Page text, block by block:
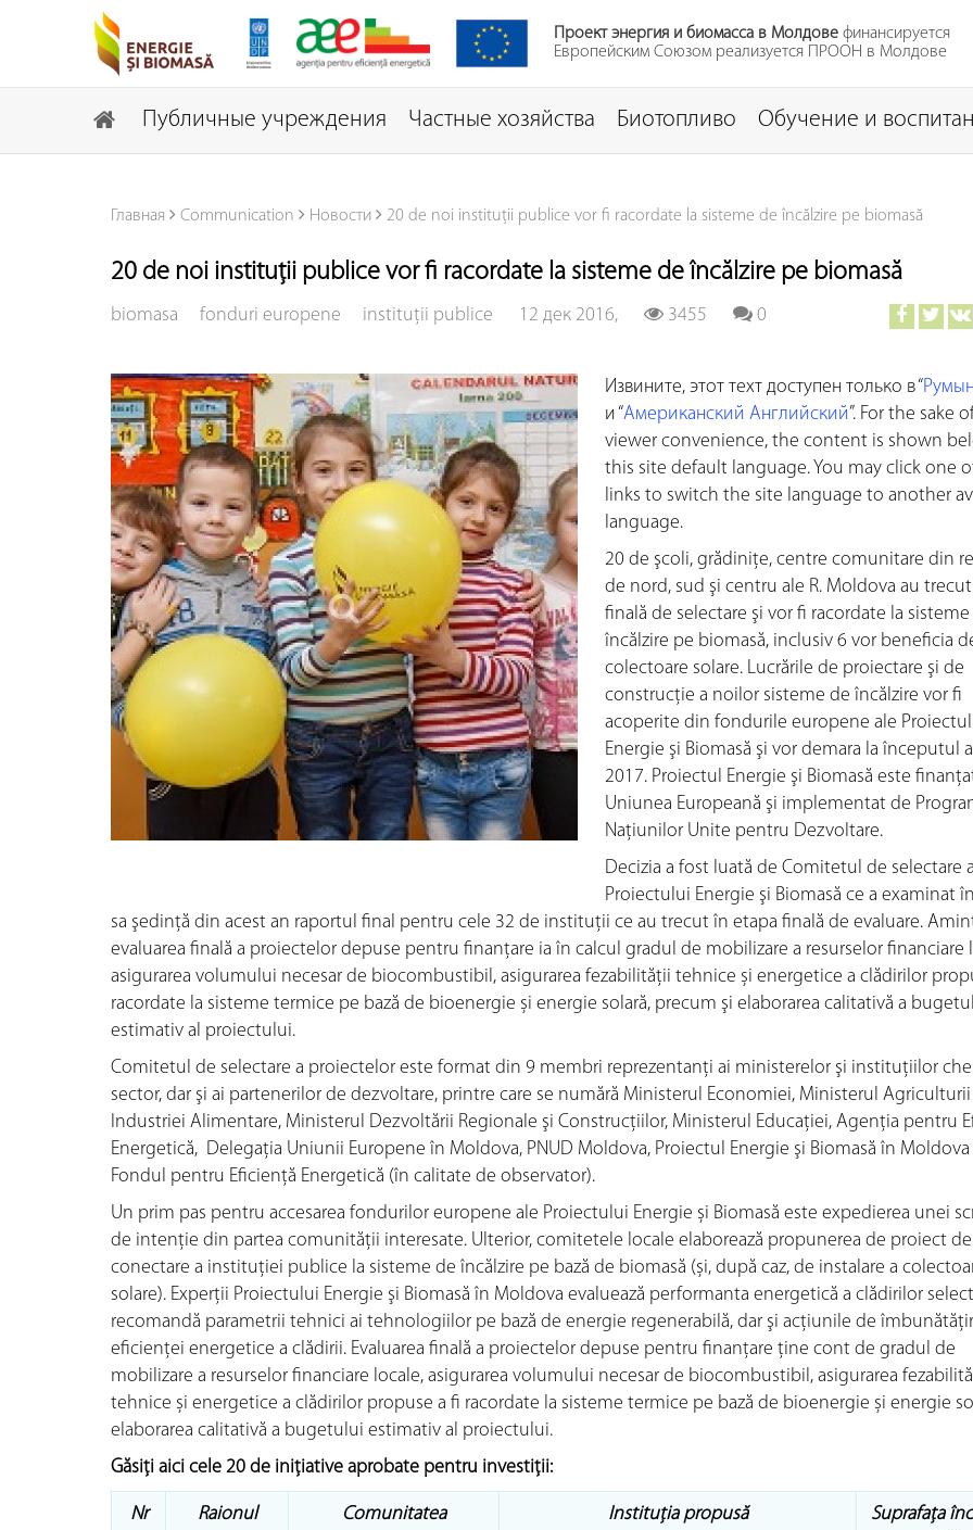
Проект энергия и биомасса в Молдове финансируется
Европейским Союзом реализуется ПРООН в Молдове
Публичные учреждения Частные хозяйства Биотопливо Обучение и
Главная Communication Новости 20 de noi instituții publice vor fi racordate la sisteme de încălzire pe biomasă
20 de noi instituții publice vor fi racordate la sisteme de încălzire pe biomasă
biomasa fonduri europene instituţii publice 12 дек 2016, 3455 0
Извините, этот техт доступен только в “
и “Американский Английский”. For the sake
viewer convenience, the content is shown
this site default language. You may click one
links to switch the site language to another
language.
20 de şcoli, grădiniţe, centre comunitare din
de nord, sud şi centru ale R. Moldova au
finală de selectare şi vor fi racordate la sisteme
încălzire pe biomasă, inclusiv 6 vor beneficia
colectoare solare. Lucrările de proiectare şi de
construcţie a noilor sisteme de încălzire vor fi
acoperite din fondurile europene ale
Energie şi Biomasă şi vor demara la începutul
2017. Proiectul Energie şi Biomasă este
Uniunea Europeană şi implementat de
Naţiunilor Unite pentru Dezvoltare.
Decizia a fost luată de Comitetul de selectare
Proiectului Energie şi Biomasă ce a examinat
sa şedinţă din acest an raportul final pentru cele 32 de instituţii ce au trecut în etapa finală de evaluare.
evaluarea finală a proiectelor depuse pentru finanțare ia în calcul gradul de mobilizare a resurselor financiare
asigurarea volumului necesar de biocombustibil, asigurarea fezabilităţii tehnice și energetice a clădirilor
racordate la sisteme termice pe bază de bioenergie și energie solară, precum şi elaborarea calitativă a
estimativ al proiectului.
Comitetul de selectare a proiectelor este format din 9 membri reprezentanți ai ministerelor şi instituțiilor
sector, dar şi ai partenerilor de dezvoltare, printre care se numără Ministerul Economiei, Ministerul Agriculturii
Industriei Alimentare, Ministerul Dezvoltării Regionale şi Construcţiilor, Ministerul Educației, Agenţia pentru
Energetică, Delegaţia Uniunii Europene în Moldova, PNUD Moldova, Proiectul Energie şi Biomasă în Moldova
Fondul pentru Eficiență Energetică (în calitate de observator).
Un prim pas pentru accesarea fondurilor europene ale Proiectului Energie și Biomasă este expedierea unei
de intenție din partea comunității interesate. Ulterior, comitetele locale elaborează propunerea de proiect de
conectare a instituției publice la sisteme de încălzire pe bază de biomasă (și, după caz, de instalare a
solare). Experții Proiectului Energie şi Biomasă în Moldova evaluează performanta energetică a clădirilor
recomandă parametrii tehnici ai tehnologiilor pe bază de energie regenerabilă, dar şi acţiunile de
eficienţei energetice a clădirii. Evaluarea finală a proiectelor depuse pentru finanțare ține cont de gradul de
mobilizare a resurselor financiare locale, asigurarea volumului necesar de biocombustibil, asigurarea
tehnice și energetice a clădirilor propuse a fi racordate la sisteme termice pe bază de bioenergie și energie
elaborarea calitativă a bugetului estimativ al proiectului.
Găsiţi aici cele 20 de iniţiative aprobate pentru investiţii:
Nr Raionul Comunitatea Instituţia propusă
Suprafața